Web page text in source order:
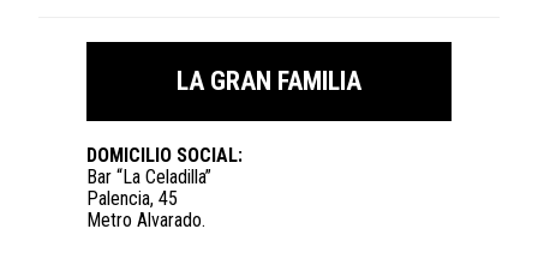
LA GRAN FAMILIA
DOMICILIO SOCIAL:
Bar “La Celadilla”
Palencia, 45
Metro Alvarado.